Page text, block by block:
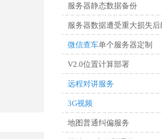
服务器静态数据备份
服务器数据遭受重大损失
微信查车单个服务器定制
V2.0位置计算部署
远程对讲服务
3G视频
地图普通纠偏服务